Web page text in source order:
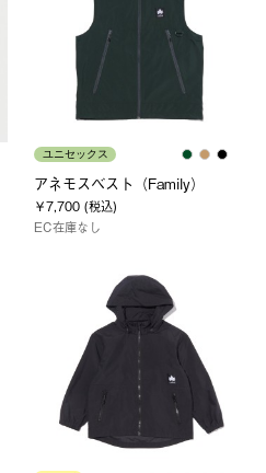
ユニセックス
アネモスベスト（Family）
￥7,700 (税込)
EC在庫なし